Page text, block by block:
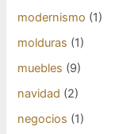
modernismo (1)
molduras (1)
muebles (9)
navidad (2)
negocios (1)